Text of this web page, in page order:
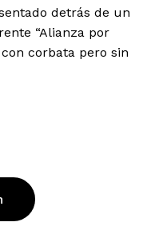
detrás de un
“Alianza por
corbata pero sin